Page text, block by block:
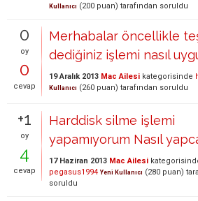
Kullanıcı (200 puan) tarafından soruldu
0
oy
0
cevap
Merhabalar öncellikle
dediğiniz işlemi nasıl
19 Aralık 2013 Mac Ailesi kategorisinde
Kullanıcı (260 puan) tarafından soruldu
+1
oy
4
cevap
Harddisk silme işlemi
yapamıyorum Nasıl
17 Haziran 2013 Mac Ailesi
pegasus1994 Yeni Kullanıcı (280 puan)
soruldu